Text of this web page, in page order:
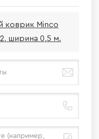
коврик Minco
ширина 0,5 м.